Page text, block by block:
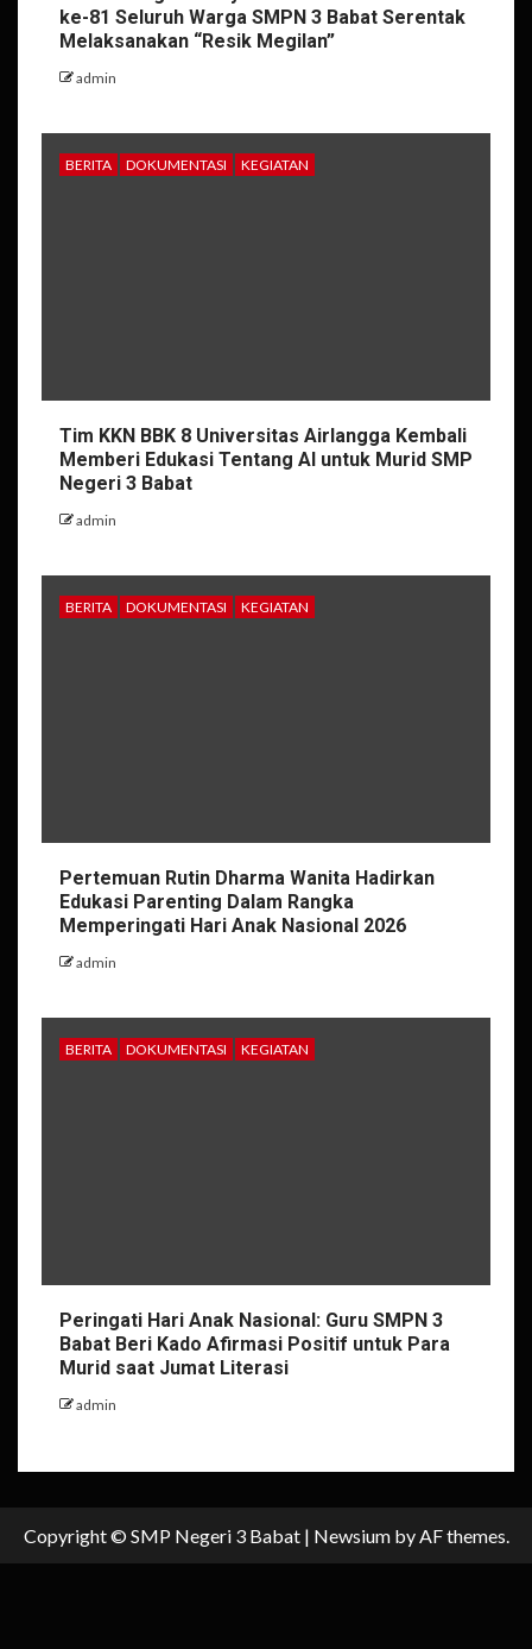
ke-81 Seluruh Warga SMPN 3 Babat Serentak
Melaksanakan “Resik Megilan”
admin
BERITA DOKUMENTASI KEGIATAN
Tim KKN BBK 8 Universitas Airlangga Kembali
Memberi Edukasi Tentang AI untuk Murid SMP
Negeri 3 Babat
admin
BERITA DOKUMENTASI KEGIATAN
Pertemuan Rutin Dharma Wanita Hadirkan
Edukasi Parenting Dalam Rangka
Memperingati Hari Anak Nasional 2026
admin
BERITA DOKUMENTASI KEGIATAN
Peringati Hari Anak Nasional: Guru SMPN 3
Babat Beri Kado Afirmasi Positif untuk Para
Murid saat Jumat Literasi
admin
Copyright © SMP Negeri 3 Babat | Newsiumby AF themes.